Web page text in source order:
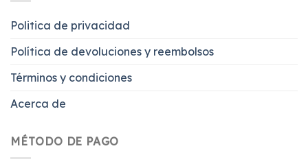
Politica de privacidad
Política de devoluciones y reembolsos
Términos y condiciones
Acerca de
MÉTODO DE PAGO